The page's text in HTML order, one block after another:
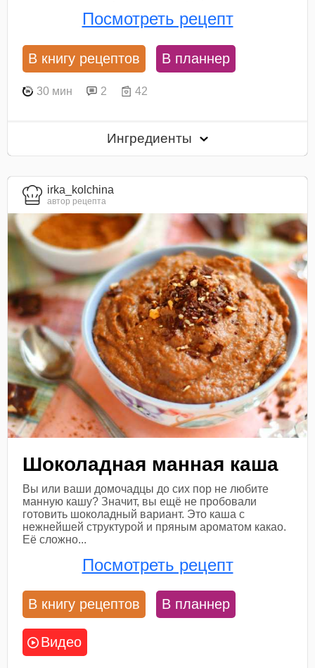
Посмотреть рецепт
В книгу рецептов В планнер
30 мин 2 42
Ингредиенты
irka_kolchina
автор рецепта
Шоколадная манная каша
Вы или ваши домочадцы до сих пор не любите
манную кашу? Значит, вы ещё не пробовали
готовить шоколадный вариант. Это каша с
нежнейшей структурой и пряным ароматом какао.
Её сложно...
Посмотреть рецепт
В книгу рецептов В планнер
Видео